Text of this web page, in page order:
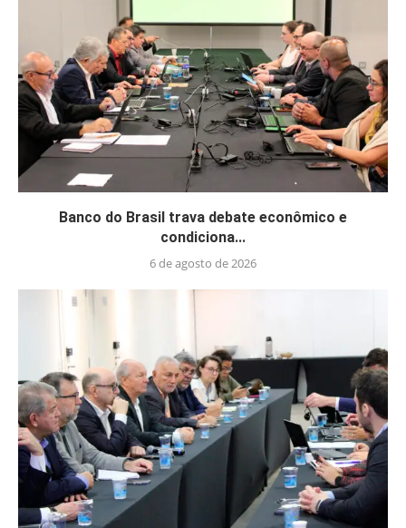
Banco do Brasil trava debate econômico e
condiciona...
6 de agosto de 2026